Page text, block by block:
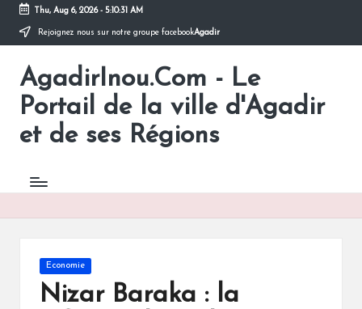
Skip
content
Thu, Aug 6, 2026- 5:10:31 AM
Rejoignez nous sur notre groupe facebookAgadir
AgadirInou.Com - Le
Portail de la ville d'Agadir
et de ses Régions
Toute
l'actualité
ville
en
un
Posted
in
Economie
Nizar Baraka : la